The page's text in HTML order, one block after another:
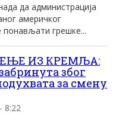
да администрација
америчког
грешке...
ИЗ КРЕМЉА:
због
за смену
8:22